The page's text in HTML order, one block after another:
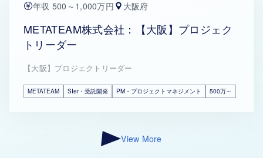
年収 500～1,000万円 大阪府
METATEAM株式会社：【大阪】プロジェク
トリーダー
【大阪】プロジェクトリーダー
METATEAM SIer・受託開発 PM・プロジェクトマネジメント 500万～
View More